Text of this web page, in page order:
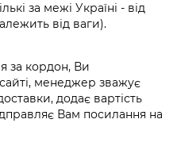
за межі Україні - від
від ваги).
за кордон, Ви
менеджер зважує
додає вартість
Вам посилання на